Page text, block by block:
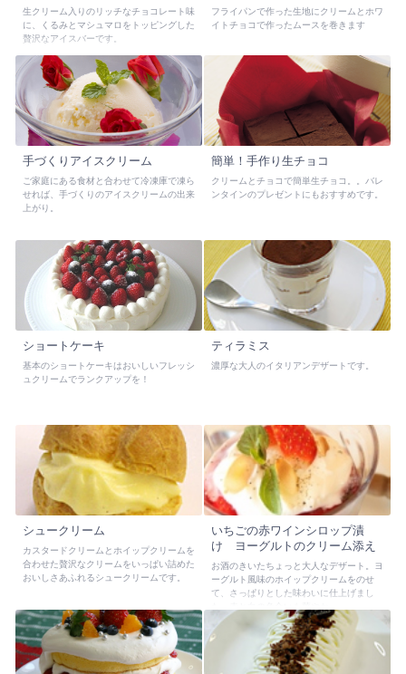
生クリーム入りのリッチなチョコレート味
に、くるみとマシュマロをトッピングした
贅沢なアイスバーです。
フライパンで作った生地にクリームとホワ
イトチョコで作ったムースを巻きます
手づくりアイスクリーム
ご家庭にある食材と合わせて冷凍庫で凍ら
せれば、手づくりのアイスクリームの出来
上がり。
簡単！手作り生チョコ
クリームとチョコで簡単生チョコ。。バレ
ンタインのプレゼントにもおすすめです。
ショートケーキ
基本のショートケーキはおいしいフレッシ
ュクリームでランクアップを！
ティラミス
濃厚な大人のイタリアンデザートです。
シュークリーム
カスタードクリームとホイップクリームを
合わせた贅沢なクリームをいっぱい詰めた
おいしさあふれるシュークリームです。
いちごの赤ワインシロップ漬
け ヨーグルトのクリーム添え
お酒のきいたちょっと大人なデザート。ヨ
ーグルト風味のホイップクリームをのせ
て、さっぱりとした味わいに仕上げまし